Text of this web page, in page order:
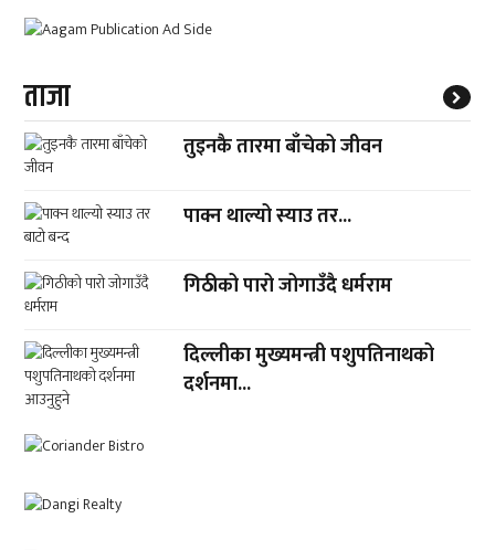
ताजा
तुइनकै तारमा बाँचेको जीवन
पाक्न थाल्यो स्याउ तर...
गिठीको पारो जोगाउँदै धर्मराम
दिल्लीका मुख्यमन्त्री पशुपतिनाथको
दर्शनमा...